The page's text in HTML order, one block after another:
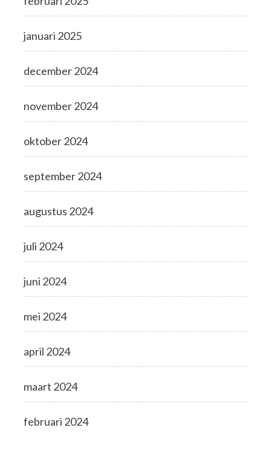
januari 2025
december 2024
november 2024
oktober 2024
september 2024
augustus 2024
juli 2024
juni 2024
mei 2024
april 2024
maart 2024
februari 2024